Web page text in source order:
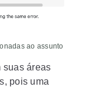
ao assunto
suas áreas
pois uma